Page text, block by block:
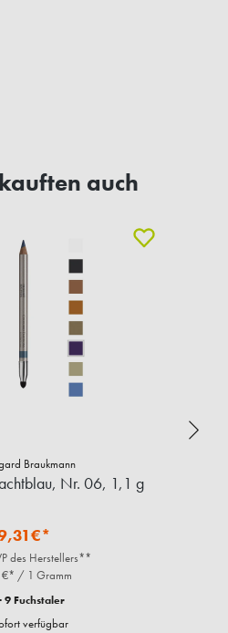
auch
Braukmann
Nr. 06, 1,1 g
des Herstellers**
/ 1 Gramm
9 Fuchstaler
verfügbar